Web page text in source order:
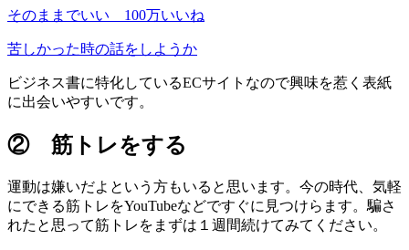
そのままでいい 100万いいね
苦しかった時の話をしようか
ビジネス書に特化しているECサイトなので興味を惹く表紙
に出会いやすいです。
② 筋トレをする
運動は嫌いだよという方もいると思います。今の時代、気軽
にできる筋トレをYouTubeなどですぐに見つけらます。騙さ
れたと思って筋トレをまずは１週間続けてみてください。